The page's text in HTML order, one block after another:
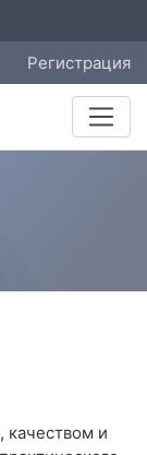
Регистрация
качеством и